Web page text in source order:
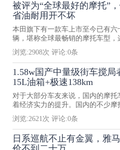
被评为“全球最好的摩托”
省油耐用开不坏
本田旗下有一款车上市至今已有
辆，堪称全球最畅销的摩托车型，
浏览:2908次 评论:0条
1.58w国产中量级街车搅局
15L油箱+极速138km
对于大部分车友来说，国内的摩
着经济实力的提升。国内的不少摩
浏览:2621次 评论:0条
日系巡航不止有金翼，雅